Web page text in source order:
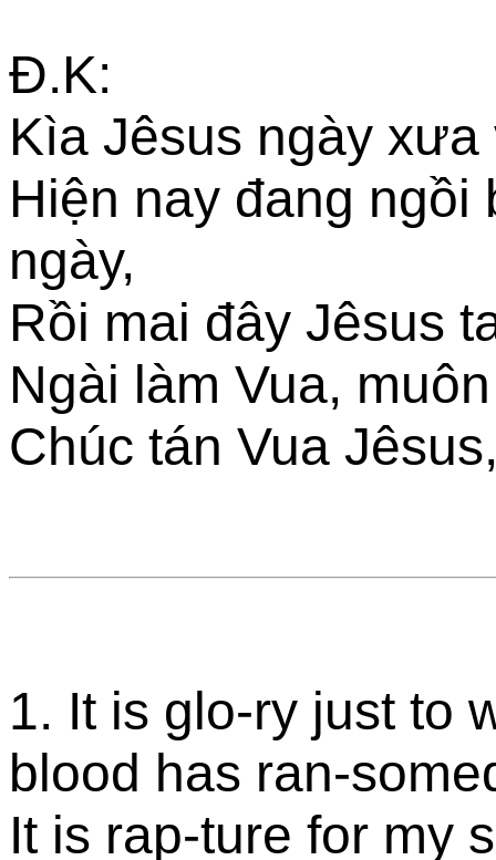
Đ.K:
Kìa Jêsus ngày xưa
Hiện nay đang
ngày,
Rồi mai đây Jêsus
Ngài làm Vua,
Chúc tán Vua
1. It is glo-ry just to
blood has ran-
It is rap-ture for my